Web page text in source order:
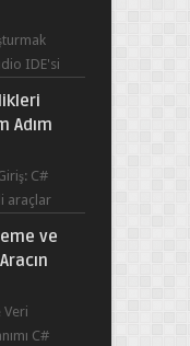
IDE'si
Adım
C#
araçlar
ve
Veri
C#